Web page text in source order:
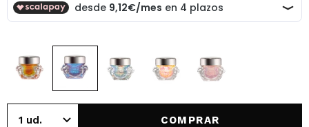
COMPRAR